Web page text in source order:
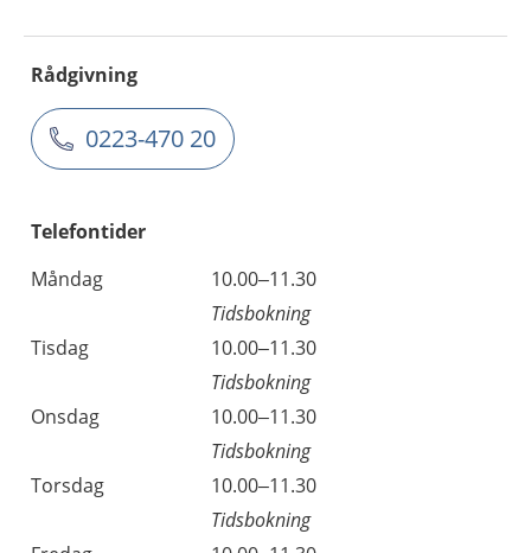
Rådgivning
0223-470 20
Telefontider
Måndag
10.00–11.30
Tidsbokning
Tisdag
10.00–11.30
Tidsbokning
Onsdag
10.00–11.30
Tidsbokning
Torsdag
10.00–11.30
Tidsbokning